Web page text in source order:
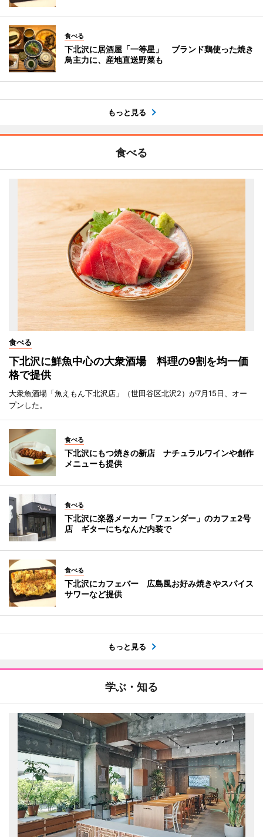
食べる
下北沢に居酒屋「一等星」 ブランド鶏使った焼き
鳥主力に、産地直送野菜も
もっと見る
食べる
食べる
下北沢に鮮魚中心の大衆酒場 料理の9割を均一価
格で提供
大衆魚酒場「魚えもん下北沢店」（世田谷区北沢2）が7月15日、オー
プンした。
食べる
下北沢にもつ焼きの新店 ナチュラルワインや創作
メニューも提供
食べる
下北沢に楽器メーカー「フェンダー」のカフェ2号
店 ギターにちなんだ内装で
食べる
下北沢にカフェバー 広島風お好み焼きやスパイス
サワーなど提供
もっと見る
学ぶ・知る